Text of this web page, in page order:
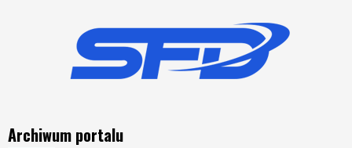
Archiwum portalu